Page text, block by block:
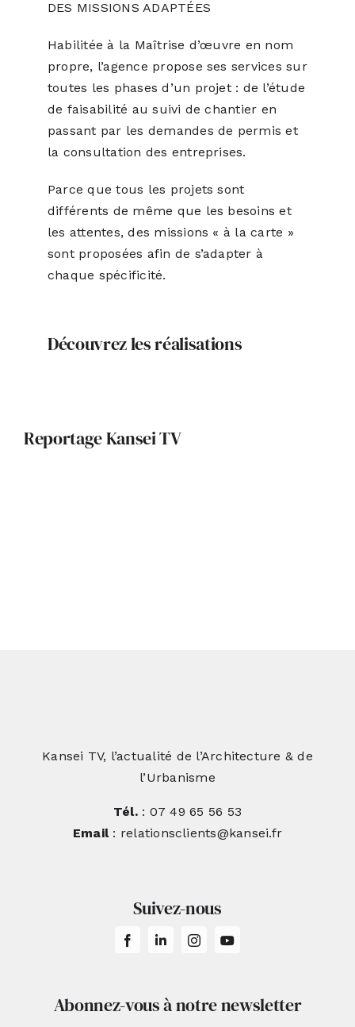
DES MISSIONS ADAPTÉES
Habilitée à la Maîtrise d’œuvre en nom
propre, l’agence propose ses services sur
toutes les phases d’un projet : de l’étude
de faisabilité au suivi de chantier en
passant par les demandes de permis et
la consultation des entreprises.
Parce que tous les projets sont
différents de même que les besoins et
les attentes, des missions « à la carte »
sont proposées afin de s’adapter à
chaque spécificité.
Découvrez les réalisations
Reportage Kansei TV
Kansei TV, l’actualité de l’Architecture & de
l’Urbanisme
Tél.: 07 49 65 56 53
Email: relationsclients@kansei.fr
Suivez-nous
Abonnez-vous à notre newsletter